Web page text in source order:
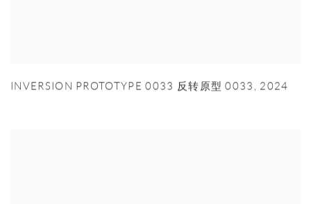
INVERSION PROTOTYPE 0033 反转原型 0033 , 2024